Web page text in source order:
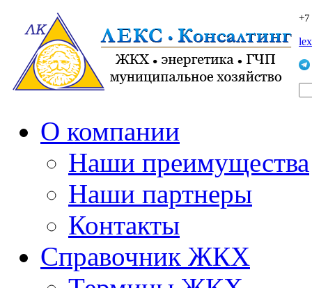
О компании
Наши преимущества
Наши партнеры
Контакты
Справочник ЖКХ